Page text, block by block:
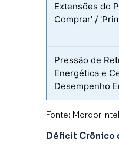
Extensões do
Comprar' /
Pressão de
Energética e
Desempenho
Fonte: Mordor
Déficit Crônico